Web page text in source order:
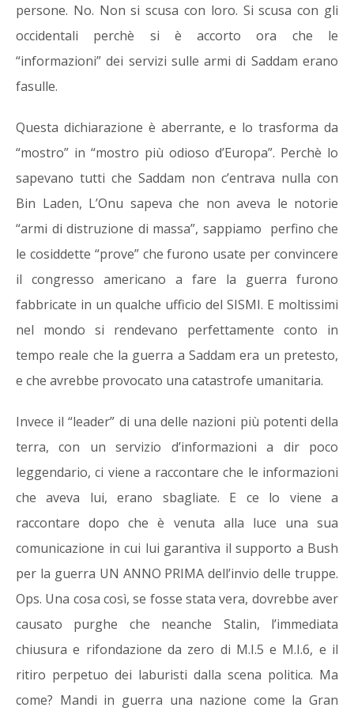
persone. No. Non si scusa con loro. Si scusa con gli
occidentali perchè si è accorto ora che le
“informazioni” dei servizi sulle armi di Saddam erano
fasulle.
Questa dichiarazione è aberrante, e lo trasforma da
“mostro” in “mostro più odioso d’Europa”. Perchè lo
sapevano tutti che Saddam non c’entrava nulla con
Bin Laden, L’Onu sapeva che non aveva le notorie
“armi di distruzione di massa”, sappiamo perfino che
le cosiddette “prove” che furono usate per convincere
il congresso americano a fare la guerra furono
fabbricate in un qualche ufficio del SISMI. E moltissimi
nel mondo si rendevano perfettamente conto in
tempo reale che la guerra a Saddam era un pretesto,
e che avrebbe provocato una catastrofe umanitaria.
Invece il “leader” di una delle nazioni più potenti della
terra, con un servizio d’informazioni a dir poco
leggendario, ci viene a raccontare che le informazioni
che aveva lui, erano sbagliate. E ce lo viene a
raccontare dopo che è venuta alla luce una sua
comunicazione in cui lui garantiva il supporto a Bush
per la guerra UN ANNO PRIMA dell’invio delle truppe.
Ops. Una cosa così, se fosse stata vera, dovrebbe aver
causato purghe che neanche Stalin, l’immediata
chiusura e rifondazione da zero di M.I.5 e M.I.6, e il
ritiro perpetuo dei laburisti dalla scena politica. Ma
come? Mandi in guerra una nazione come la Gran